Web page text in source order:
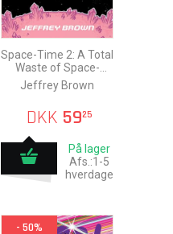
Space-Time 2: A Total
Waste of Space-
Time!
Jeffrey Brown
DKK 5925
På lager
Afs.:1-5
hverdage
- 50%